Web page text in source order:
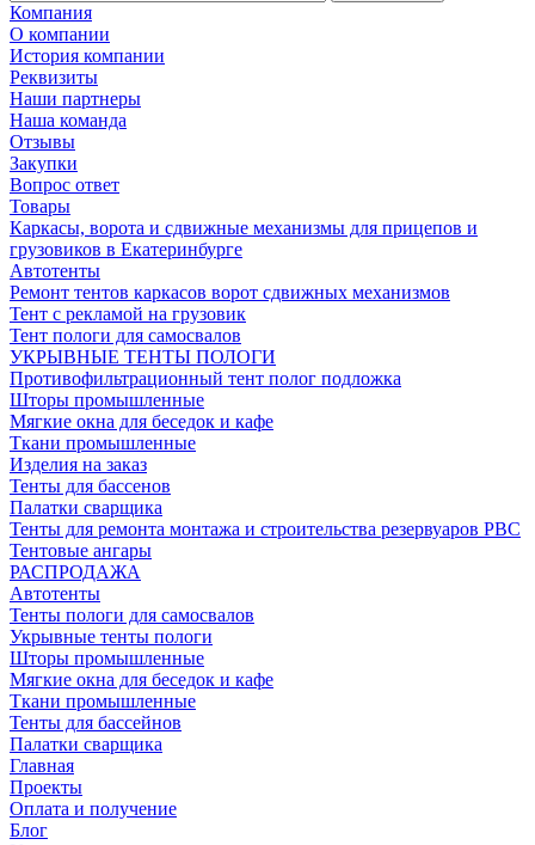
Компания
О компании
История компании
Реквизиты
Наши партнеры
Наша команда
Отзывы
Закупки
Вопрос ответ
Товары
Каркасы, ворота и сдвижные механизмы для прицепов и
грузовиков в Екатеринбурге
Автотенты
Ремонт тентов каркасов ворот сдвижных механизмов
Тент с рекламой на грузовик
Тент пологи для самосвалов
УКРЫВНЫЕ ТЕНТЫ ПОЛОГИ
Противофильтрационный тент полог подложка
Шторы промышленные
Мягкие окна для беседок и кафе
Ткани промышленные
Изделия на заказ
Тенты для бассенов
Палатки сварщика
Тенты для ремонта монтажа и строительства резервуаров РВС
Тентовые ангары
РАСПРОДАЖА
Автотенты
Тенты пологи для самосвалов
Укрывные тенты пологи
Шторы промышленные
Мягкие окна для беседок и кафе
Ткани промышленные
Тенты для бассейнов
Палатки сварщика
Главная
Проекты
Оплата и получение
Блог